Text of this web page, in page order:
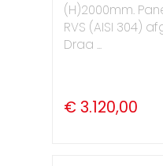
(H)2000mm.
RVS (AISI 304)
Draa ...
€ 3.120,00